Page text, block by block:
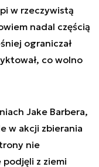
w rzeczywistą
nadal częścią
ograniczał
co wolno
Jake Barbera,
w akcji zbierania
nie
z ziemi